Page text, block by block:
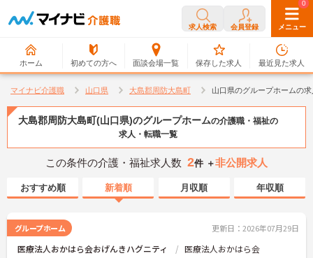
求人検索 会員登録 メニュー
ホーム 初めての方へ 面談会場一覧
0
保存した求人
0
最近見た求人
マイナビ介護職 山口県 大島郡周防大島町 山口県のグループホームの
大島郡周防大島町(山口県)のグループホームの介護職・福祉の
求人・転職一覧
この条件の介護・福祉求人数 2件 ＋非公開求人
おすすめ順 新着順 月収順 年収順
グループホーム 更新日：2026年07月29日
医療法人おかはら会おげんきハグニティ 医療法人おかはら会